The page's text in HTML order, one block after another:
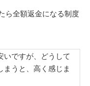
ら全額返金になる制度
いですが、どうして
まうと、高く感じま